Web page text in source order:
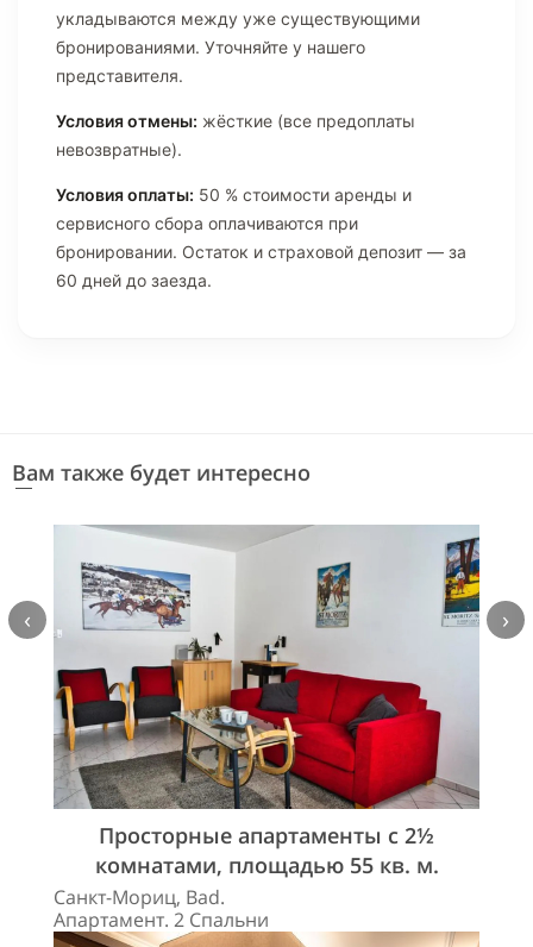
укладываются между уже существующими
бронированиями. Уточняйте у нашего
представителя.
Условия отмены: жёсткие (все предоплаты
невозвратные).
Условия оплаты: 50 % стоимости аренды и
сервисного сбора оплачиваются при
бронировании. Остаток и страховой депозит — за
60 дней до заезда.
Вам также будет интересно
Просторные апартаменты с 2½
комнатами, площадью 55 кв. м.
Санкт-Мориц, Bad.
Апартамент. 2 Спальни
‹ ›